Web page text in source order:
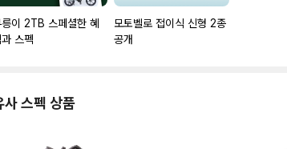
릉이 2TB 스페셜한 혜
스펙
모토벨로 접이식 신형 2종
공개
사 스펙 상품